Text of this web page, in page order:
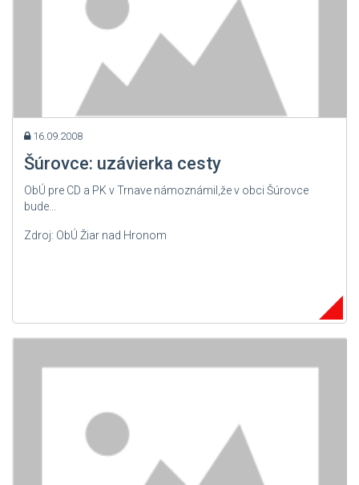
16.09.2008
Šúrovce: uzávierka cesty
ObÚ pre CD a PK v Trnave námoznámil,že v obci Šúrovce
bude...
Zdroj: ObÚ Žiar nad Hronom